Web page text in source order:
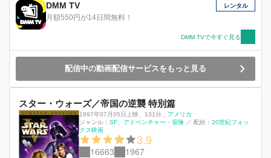
DMM TV
月額550円が14日間無料！
レンタル
DMM TVで今すぐ見る
配信中の動画配信サービスをもっと見る
スター・ウォーズ／帝国の逆襲 特別篇
1997年07月05日上映 131分
アメリカ
ジャンル： SF アドベンチャー・冒険 ／ 配給： 20世紀フォッ
クス映画
3.9
16663 1967